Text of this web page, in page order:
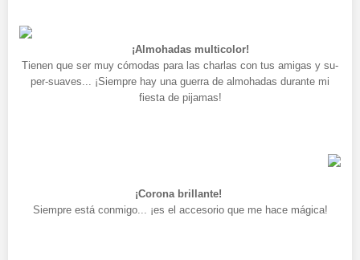
¡Almohadas multicolor!
Tienen que ser muy cómodas para las charlas con tus amigas y su-
per-suaves... ¡Siempre hay una guerra de almohadas durante mi
fiesta de pijamas!
¡Corona brillante!
Siempre está conmigo... ¡es el accesorio que me hace mágica!